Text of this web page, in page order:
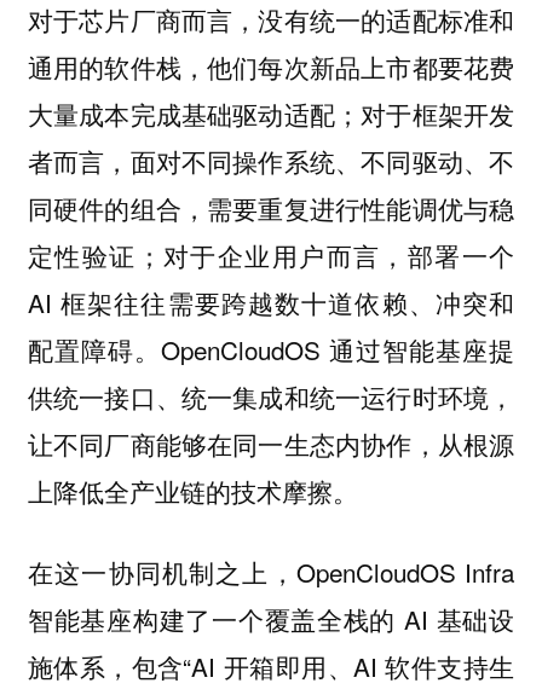
对于芯片厂商而言，没有统一的适配标准和
通用的软件栈，他们每次新品上市都要花费
大量成本完成基础驱动适配；对于框架开发
者而言，面对不同操作系统、不同驱动、不
同硬件的组合，需要重复进行性能调优与稳
定性验证；对于企业用户而言，部署一个
AI 框架往往需要跨越数十道依赖、冲突和
配置障碍。OpenCloudOS 通过智能基座提
供统一接口、统一集成和统一运行时环境，
让不同厂商能够在同一生态内协作，从根源
上降低全产业链的技术摩擦。
在这一协同机制之上，OpenCloudOS Infra
智能基座构建了一个覆盖全栈的 AI 基础设
施体系，包含“AI 开箱即用、AI 软件支持生